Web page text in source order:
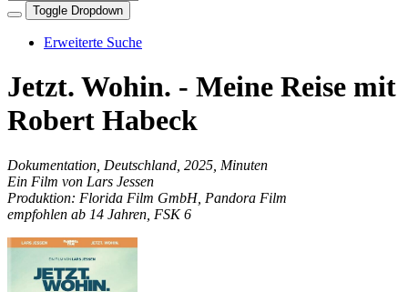
Toggle Dropdown
Erweiterte Suche
Jetzt. Wohin. - Meine Reise mit
Robert Habeck
Dokumentation, Deutschland, 2025, Minuten
Ein Film von Lars Jessen
Produktion: Florida Film GmbH, Pandora Film
empfohlen ab 14 Jahren, FSK 6